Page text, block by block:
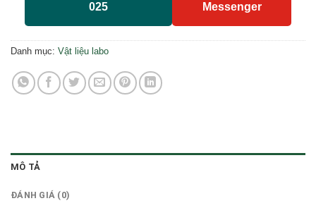
025
Messenger
Danh mục: Vật liệu labo
MÔ TẢ
ĐÁNH GIÁ (0)